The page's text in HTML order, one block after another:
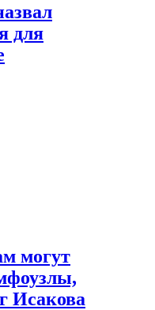
для
могут
Исакова